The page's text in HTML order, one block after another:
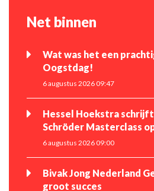
Net binnen
Wat was het een
Oogstdag!
6 augustus 2026 09:47
Hessel Hoekstra
Schröder Masterclass
6 augustus 2026 09:00
Bivak Jong Nederland
groot succes